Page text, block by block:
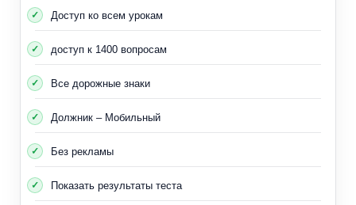
Доступ ко всем урокам
доступ к 1400 вопросам
Все дорожные знаки
Должник – Мобильный
Без рекламы
Показать результаты теста